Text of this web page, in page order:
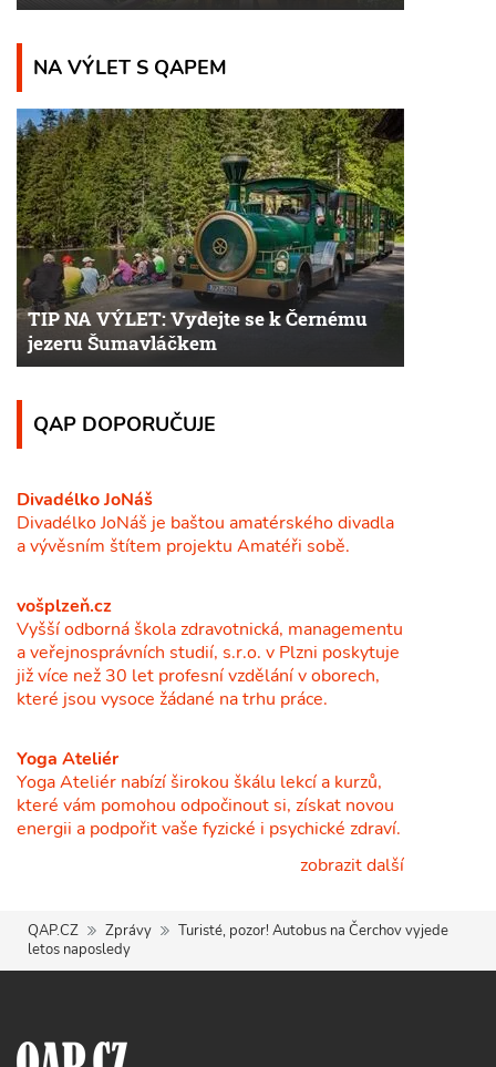
NA VÝLET S QAPEM
TIP NA VÝLET: Vydejte se k Černému
jezeru Šumavláčkem
QAP DOPORUČUJE
Divadélko JoNáš
Divadélko JoNáš je baštou amatérského divadla
a vývěsním štítem projektu Amatéři sobě.
vošplzeň.cz
Vyšší odborná škola zdravotnická, managementu
a veřejnosprávních studií, s.r.o. v Plzni poskytuje
již více než 30 let profesní vzdělání v oborech,
které jsou vysoce žádané na trhu práce.
Yoga Ateliér
Yoga Ateliér nabízí širokou škálu lekcí a kurzů,
které vám pomohou odpočinout si, získat novou
energii a podpořit vaše fyzické i psychické zdraví.
zobrazit další
QAP.CZ Zprávy
Turisté, pozor! Autobus na Čerchov vyjede
letos naposledy